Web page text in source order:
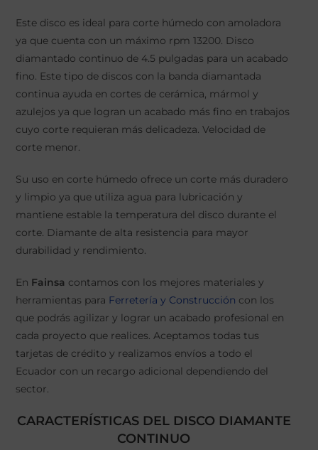
Este disco es ideal para corte húmedo con amoladora
ya que cuenta con un máximo rpm 13200. Disco
diamantado continuo de 4.5 pulgadas para un acabado
fino. Este tipo de discos con la banda diamantada
continua ayuda en cortes de cerámica, mármol y
azulejos ya que logran un acabado más fino en trabajos
cuyo corte requieran más delicadeza. Velocidad de
corte menor.
Su uso en corte húmedo ofrece un corte más duradero
y limpio ya que utiliza agua para lubricación y
mantiene estable la temperatura del disco durante el
corte. Diamante de alta resistencia para mayor
durabilidad y rendimiento.
En Fainsa contamos con los mejores materiales y
herramientas para Ferretería y Construcción con los
que podrás agilizar y lograr un acabado profesional en
cada proyecto que realices. Aceptamos todas tus
tarjetas de crédito y realizamos envíos a todo el
Ecuador con un recargo adicional dependiendo del
sector.
CARACTERÍSTICAS DEL DISCO DIAMANTE
CONTINUO